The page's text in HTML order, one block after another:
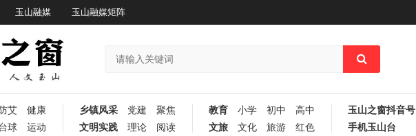
玉山融媒 玉山融媒矩阵
艾
健康
球 运动
乡镇风采 党建
聚焦
文明实践
理论 阅读
教育 小学 初中
高中
文旅
文化 旅游 红色
玉山之窗抖音号
手机玉山台